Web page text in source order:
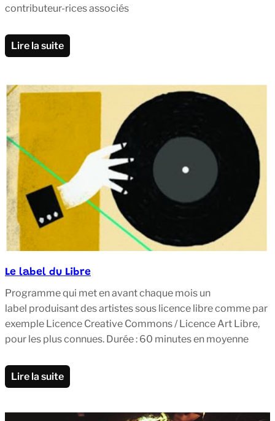
contributeur-rices associés
Lire la suite
Le label du Libre
Programme qui met en avant chaque mois un
label produisant des artistes sous licence libre comme par
exemple Licence Creative Commons / Licence Art Libre,
pour les plus connues. Durée : 60 minutes en moyenne
Lire la suite